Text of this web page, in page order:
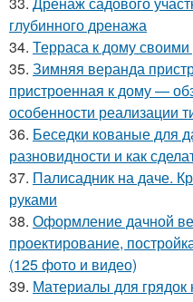
глубинного дренажа
34. Терраса к дому своими
35. Зимняя веранда
пристроенная к дому —
особенности реализации
36. Беседки кованые для
разновидности и как
37. Палисадник на даче.
руками
38. Оформление дачной
проектирование,
(125 фото и видео)
39. Материалы для грядок